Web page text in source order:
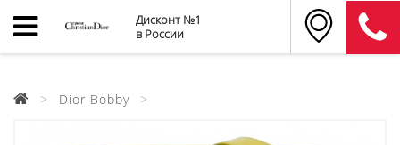
Дисконт №1
в России
Dior Bobby